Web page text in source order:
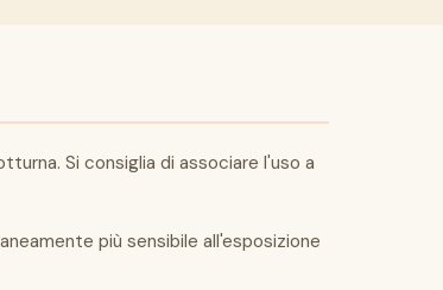
Si consiglia di associare l'uso a
più sensibile all'esposizione